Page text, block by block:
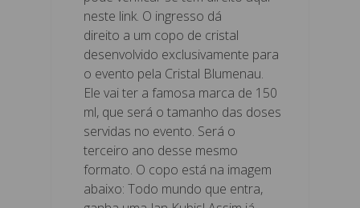
neste link. O ingresso dá
direito a um copo de cristal
desenvolvido exclusivamente para
o evento pela Cristal Blumenau.
Ele vai ter a famosa marca de 150
ml, que será o tamanho das doses
servidas no evento. Será o
terceiro ano desse mesmo
formato. O copo está na imagem
abaixo: Todo mundo que entra,